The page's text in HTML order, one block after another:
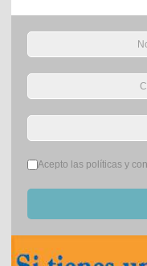
Términos del
Acepto las políticas y